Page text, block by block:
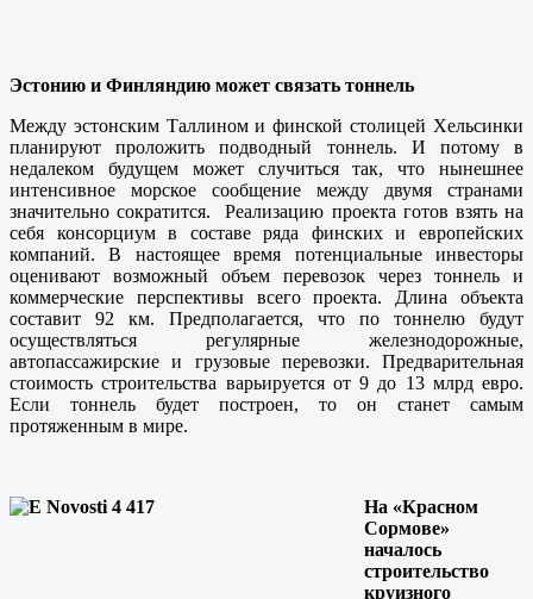
Эстонию и Финляндию может связать тоннель
Между эстонским Таллином и финской столицей Хельсинки
планируют проложить подводный тоннель. И потому в
недалеком будущем может случиться так, что нынешнее
интенсивное морское сообщение между двумя странами
значительно сократится. Реализацию проекта готов взять на
себя консорциум в составе ряда финских и европейских
компаний. В настоящее время потенциальные инвесторы
оценивают возможный объем перевозок через тоннель и
коммерческие перспективы всего проекта. Длина объекта
составит 92 км. Предполагается, что по тоннелю будут
осуществляться регулярные железнодорожные,
автопассажирские и грузовые перевозки. Предварительная
стоимость строительства варьируется от 9 до 13 млрд евро.
Если тоннель будет построен, то он станет самым
протяженным в мире.
На «Красном
Сормове»
началось
строительство
круизного